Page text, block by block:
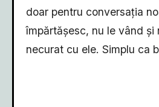
doar pentru conversația
împărtășesc, nu le vând și
necurat cu ele. Simplu ca